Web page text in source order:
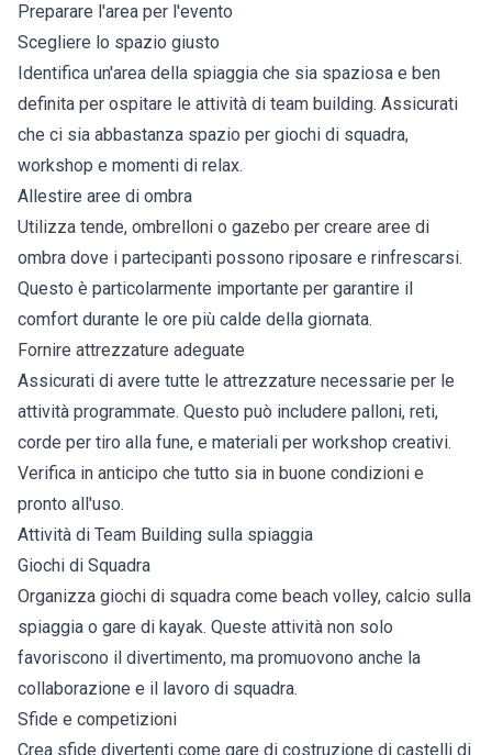
Preparare l'area per l'evento
Scegliere lo spazio giusto
Identifica un'area della spiaggia che sia spaziosa e ben
definita per ospitare le attività di team building. Assicurati
che ci sia abbastanza spazio per giochi di squadra,
workshop e momenti di relax.
Allestire aree di ombra
Utilizza tende, ombrelloni o gazebo per creare aree di
ombra dove i partecipanti possono riposare e rinfrescarsi.
Questo è particolarmente importante per garantire il
comfort durante le ore più calde della giornata.
Fornire attrezzature adeguate
Assicurati di avere tutte le attrezzature necessarie per le
attività programmate. Questo può includere palloni, reti,
corde per tiro alla fune, e materiali per workshop creativi.
Verifica in anticipo che tutto sia in buone condizioni e
pronto all'uso.
Attività di Team Building sulla spiaggia
Giochi di Squadra
Organizza giochi di squadra come beach volley, calcio sulla
spiaggia o gare di kayak. Queste attività non solo
favoriscono il divertimento, ma promuovono anche la
collaborazione e il lavoro di squadra.
Sfide e competizioni
Crea sfide divertenti come gare di costruzione di castelli di